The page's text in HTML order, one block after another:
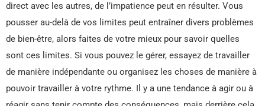
direct avec les autres, de l’impatience peut en résulter. Vous
pousser au-delà de vos limites peut entraîner divers problèmes
de bien-être, alors faites de votre mieux pour savoir quelles
sont ces limites. Si vous pouvez le gérer, essayez de travailler
de manière indépendante ou organisez les choses de manière à
pouvoir travailler à votre rythme. Il y a une tendance à agir ou à